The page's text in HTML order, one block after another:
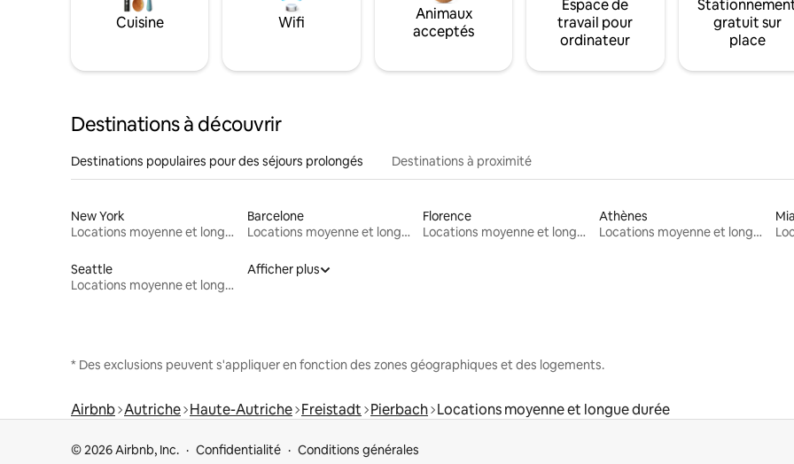
Cuisine Wifi
Animaux
acceptés
Espace de
travail pour
ordinateur
gratuit sur
place
Destinations à découvrir
Destinations populaires pour des séjours prolongés Destinations à proximité
New York
Locations moyenne et longue durée
Barcelone
Locations moyenne et longue durée
Florence
Locations moyenne et longue durée
Athènes
Locations moyenne et longue durée
Seattle
Locations moyenne et longue durée
Afficher plus
* Des exclusions peuvent s'appliquer en fonction des zones géographiques et des logements.
Airbnb Autriche Haute-Autriche Freistadt Pierbach Locations moyenne et longue durée
© 2026 Airbnb, Inc. Confidentialité Conditions générales